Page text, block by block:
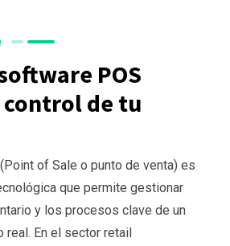
POS
de tu
of Sale o punto de venta) es
que permite gestionar
y los procesos clave de un
real. En el sector retail